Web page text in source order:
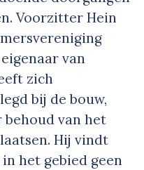
Voorzitter Hein
van
zich
bij de bouw,
van het
Hij vindt
het gebied geen